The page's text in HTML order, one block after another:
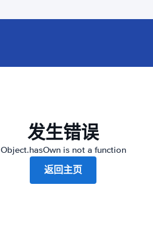
发生错误
Object.hasOwn is not a function
返回主页